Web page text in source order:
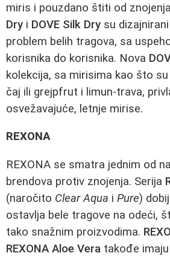
miris i pouzdano štiti od
Dry i DOVE Silk Dry su
problem belih tragova, sa
korisnika do korisnika. Nova
kolekcija, sa mirisima kao što
čaj ili grejpfrut i limun-trava,
osvežavajuće, letnje mirise.
REXONA
REXONA se smatra jednim od
brendova protiv znojenja. Serija
(naročito Clear Aqua i Pure)
ostavlja bele tragove na odeći,
tako snažnim proizvodima.
REXONA Aloe Vera takođe